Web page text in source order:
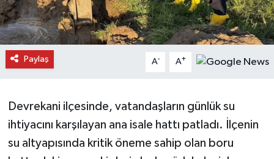
Paylaş A- A+
Devrekani ilçesinde, vatandaşların günlük su
ihtiyacını karşılayan ana isale hattı patladı. İlçenin
su altyapısında kritik öneme sahip olan boru
Doğanyurt Haberleri
Hanönü Haberleri
İnebolu Haberleri
Küre Haberleri